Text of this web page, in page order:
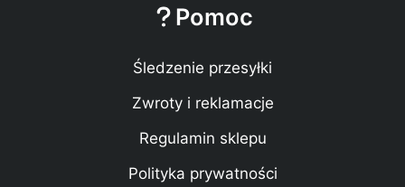
Pomoc
Śledzenie przesyłki
Zwroty i reklamacje
Regulamin sklepu
Polityka prywatności